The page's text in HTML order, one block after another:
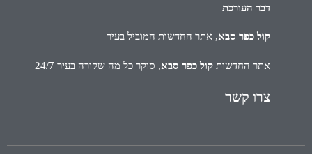
דבר העורכת
קול כפר סבא, אתר החדשות המוביל בעיר
אתר החדשות קול כפר סבא, סוקר כל מה שקורה בעיר 24/7
צרו קשר